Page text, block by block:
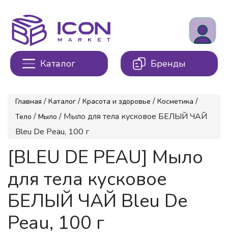
Каталог Бренды
Главная / Каталог / Красота и здоровье / Косметика /
Тело / Мыло / Мыло для тела кусковое БЕЛЫЙ ЧАЙ
Bleu De Peau, 100 г
[BLEU DE PEAU] Мыло
для тела кусковое
БЕЛЫЙ ЧАЙ Bleu De
Peau, 100 г